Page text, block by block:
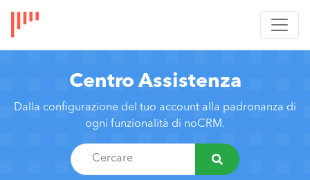
Centro Assistenza
Dalla configurazione del tuo account alla padronanza di
ogni funzionalità di noCRM.